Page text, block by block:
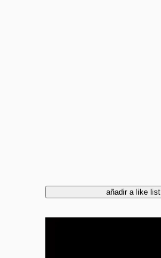
añadir a like list